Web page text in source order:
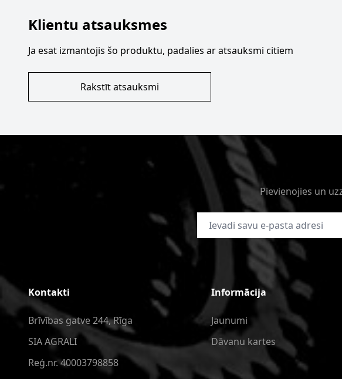
Klientu atsauksmes
Ja esat izmantojis šo produktu, padalies ar atsauksmi citiem
Rakstīt atsauksmi
Pievienojies un
E-pasta adrese
Kontakti
Brīvības gatve 244, Rīga
SIA AGRALI
Reģ.nr. 40003798858
Informācija
Jaunumi
Dāvanu kartes